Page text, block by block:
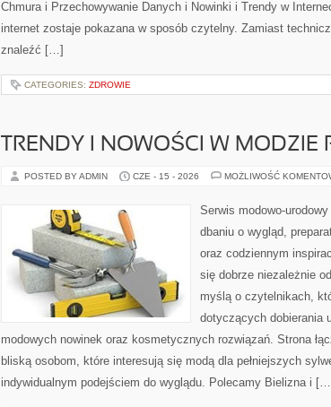
Chmura i Przechowywanie Danych i Nowinki i Trendy w
internet zostaje pokazana w sposób czytelny. Zamiast
znaleźć […]
CATEGORIES: ZDROWIE
TRENDY I NOWOŚCI W MODZIE
POSTED BY ADMIN CZE - 15 - 2026 MOŻLIWOŚĆ
Serwis modowo-
dbaniu o wygląd,
oraz codziennym
się dobrze niezależnie
myślą o czytelnikach,
dotyczących dobierania
modowych nowinek oraz kosmetycznych rozwiązań. Strona
bliską osobom, które interesują się modą dla pełniejszych
indywidualnym podejściem do wyglądu. Polecamy Bielizna i